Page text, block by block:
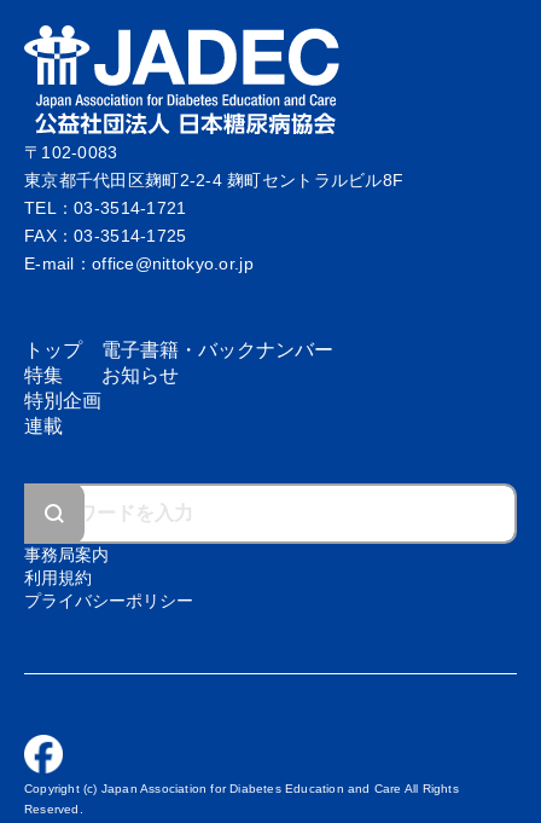
〒102-0083
東京都千代田区麹町2-2-4 麹町セントラルビル8F
TEL：03-3514-1721
FAX：03-3514-1725
E-mail：office@nittokyo.or.jp
トップ
特集
特別企画
連載
電子書籍・ バックナンバー
お知らせ
事務局案内
利用規約
プライバシーポリシー
Copyright (c) Japan Association for Diabetes Education and Care All Rights
Reserved.